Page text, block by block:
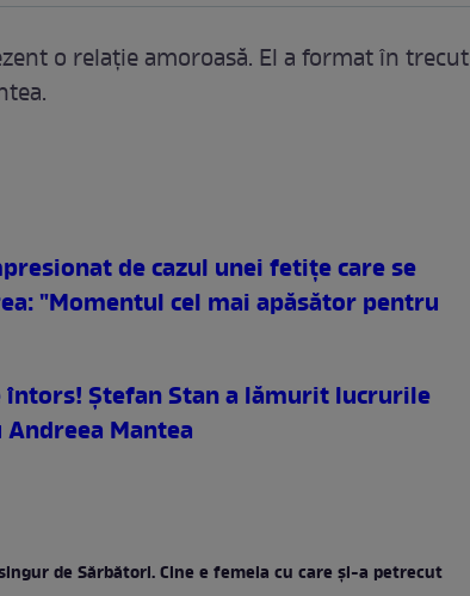
o relaţie amoroasă. El a format în trecut
de cazul unei fetiţe care se
"Momentul cel mai apăsător pentru
întors! Ştefan Stan a lămurit lucrurile
Mantea
de Sărbători. Cine e femeia cu care şi-a petrecut